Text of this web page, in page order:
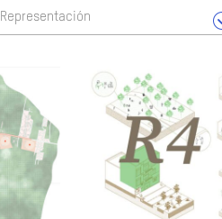
Representación